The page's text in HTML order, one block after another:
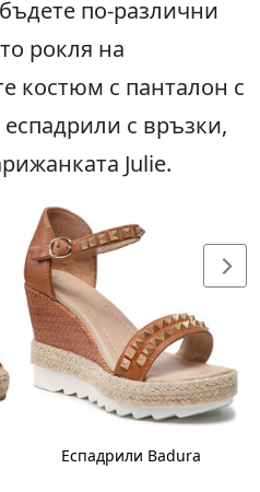
по-различни
рокля на
костюм с панталон с
с връзки,
Julie.
Еспадрили Badura